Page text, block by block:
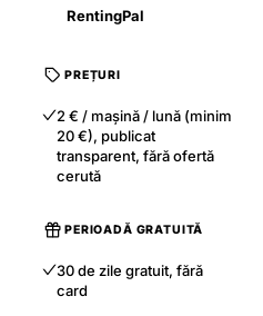
RentingPal
PREȚURI
2 € / mașină / lună (minim
20 €), publicat
transparent, fără ofertă
cerută
PERIOADĂ GRATUITĂ
30 de zile gratuit, fără
card